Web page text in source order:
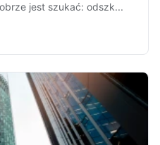
jest szukać: odszk...